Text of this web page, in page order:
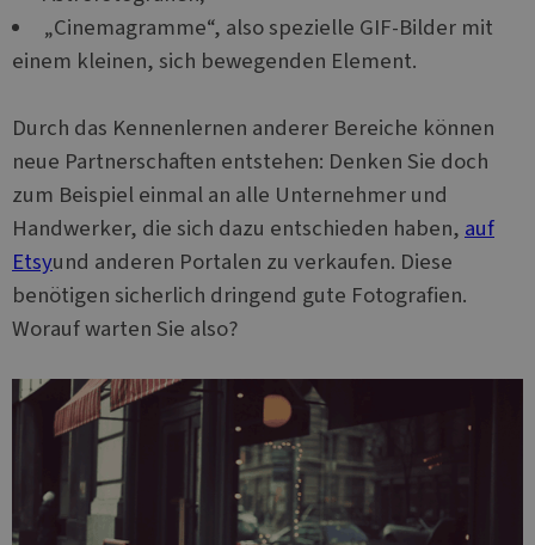
„Cinemagramme“, also spezielle GIF-Bilder mit
einem kleinen, sich bewegenden Element.
Durch das Kennenlernen anderer Bereiche können
neue Partnerschaften entstehen: Denken Sie doch
zum Beispiel einmal an alle Unternehmer und
Handwerker, die sich dazu entschieden haben, auf
Etsyund anderen Portalen zu verkaufen. Diese
benötigen sicherlich dringend gute Fotografien.
Worauf warten Sie also?